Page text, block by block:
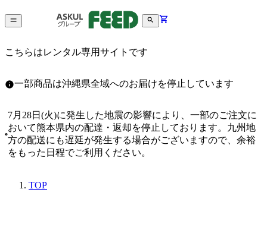
こちらはレンタル専用サイトです
一部商品は沖縄県全域へのお届けを停止しています
7月28日(火)に発生した地震の影響により、一部のご注文に
おいて熊本県内の配達・返却を停止しております。九州地
方の配送にも遅延が発生する場合がございますので、余裕
をもった日程でご利用ください。
TOP